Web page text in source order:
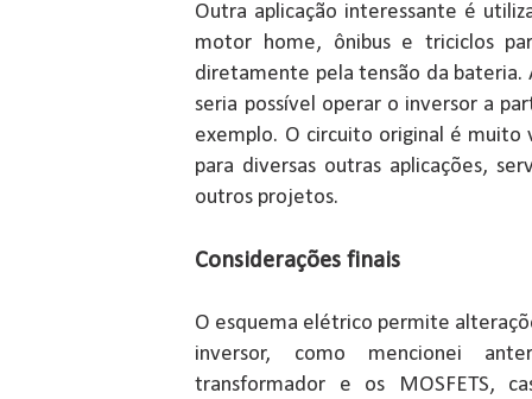
Outra aplicação interessante é
motor home, ônibus e triciclos
diretamente pela tensão da bateria.
seria possível operar o inversor a
exemplo. O circuito original é
para diversas outras aplicações,
outros projetos.
Considerações finais
O esquema elétrico permite
inversor, como mencionei
transformador e os MOSFETS,